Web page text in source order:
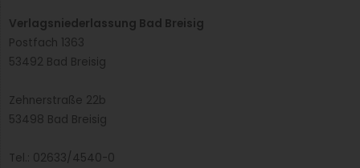
Verlagsniederlassung Bad Breisig
Postfach 1363
53492 Bad Breisig
Zehnerstraße 22b
53498 Bad Breisig
Tel.: 02633/4540-0